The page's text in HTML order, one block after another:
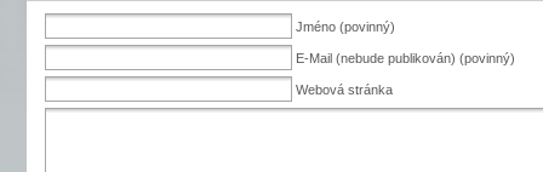
Jméno (povinný)
E-Mail (nebude publikován) (povinný)
Webová stránka